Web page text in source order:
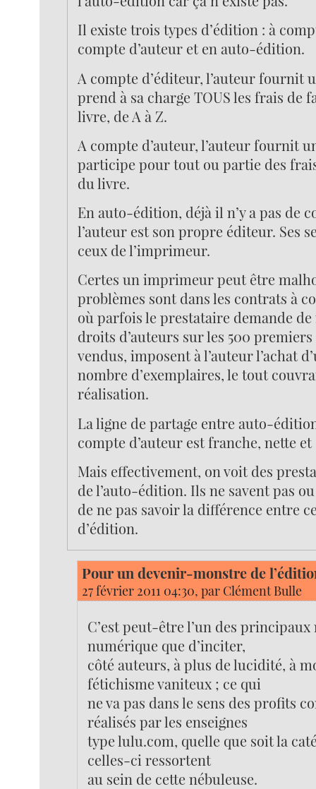
Il existe trois types d’édition : à
compte d’auteur et en auto-édition.
A compte d’éditeur, l’auteur fournit
prend à sa charge TOUS les frais de
livre, de A à Z.
A compte d’auteur, l’auteur fournit
participe pour tout ou partie des
du livre.
En auto-édition, déjà il n’y a pas de
l’auteur est son propre éditeur. Ses
ceux de l’imprimeur.
Certes un imprimeur peut être
problèmes sont dans les contrats à
où parfois le prestataire demande
droits d’auteurs sur les 500
vendus, imposent à l’auteur l’achat
nombre d’exemplaires, le tout
réalisation.
La ligne de partage entre auto-
compte d’auteur est franche, nette et
Mais effectivement, on voit des
de l’auto-édition. Ils ne savent pas
de ne pas savoir la différence entre
d’édition.
Pour un devenir-monstre de
27 février 2011 04:30, par Clément Bulle
C’est peut-être l’un des
numérique que d’inciter,
côté auteurs, à plus de lucidité, à
fétichisme vaniteux ; ce qui
ne va pas dans le sens des profits
réalisés par les enseignes
type lulu.com, quelle que soit la
celles-ci ressortent
au sein de cette nébuleuse.